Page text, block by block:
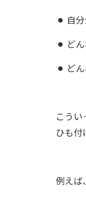
自
ど
ど
こう
ひも付
例えば